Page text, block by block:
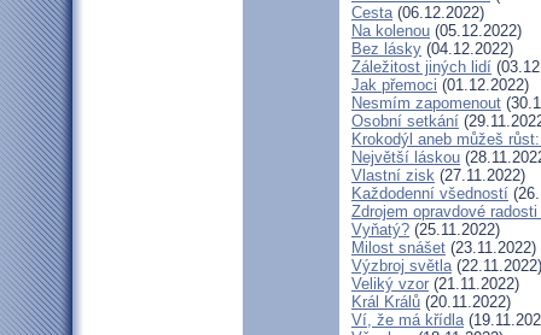
Cesta(06.12.2022)
Na kolenou (05.12.2022)
Bez lásky (04.12.2022)
Záležitost jiných lidí
Jak přemoci (01.12.2022)
Nesmím zapomenout
Osobní setkání
Krokodýl aneb můžeš
Největší láskou
Vlastní zisk (27.11.2022)
Každodenní všedností
Zdrojem opravdové
Vyňatý? (25.11.2022)
Milost snášet (23.11.2022)
Výzbroj světla(22.11.2022)
Veliký vzor (21.11.2022)
Král Králů (20.11.2022)
Ví, že má křídla